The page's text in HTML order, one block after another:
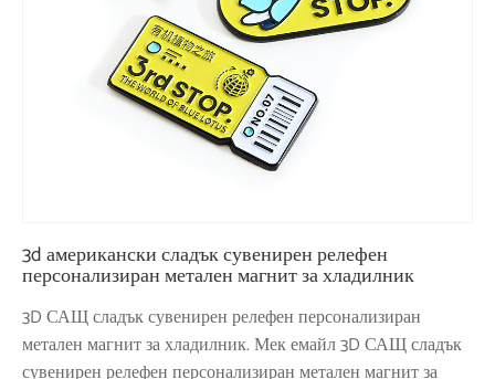
3d американски сладък сувенирен релефен
персонализиран метален магнит за хладилник
3D САЩ сладък сувенирен релефен персонализиран
метален магнит за хладилник. Мек емайл 3D САЩ сладък